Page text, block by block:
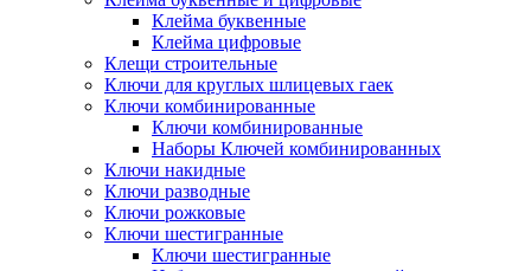
Клейма буквенные
Клейма цифровые
Клещи строительные
Ключи для круглых шлицевых гаек
Ключи комбинированные
Ключи комбинированные
Наборы Ключей комбинированных
Ключи накидные
Ключи разводные
Ключи рожковые
Ключи шестигранные
Ключи шестигранные